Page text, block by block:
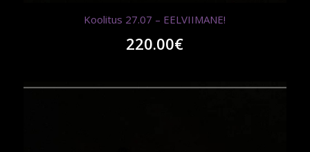
Koolitus 27.07 – EELVIIMANE!
220.00€